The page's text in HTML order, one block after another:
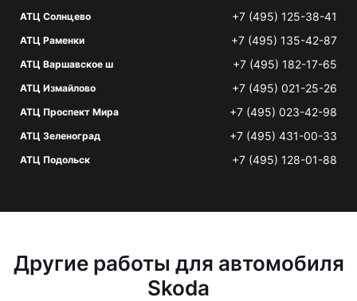
АТЦ Солнцево +7 (495) 125-38-41
АТЦ Раменки +7 (495) 135-42-87
АТЦ Варшавское ш +7 (495) 182-17-65
АТЦ Измайлово +7 (495) 021-25-26
АТЦ Проспект Мира +7 (495) 023-42-98
АТЦ Зеленоград +7 (495) 431-00-33
АТЦ Подольск +7 (495) 128-01-88
Другие работы для автомобиля
Skoda